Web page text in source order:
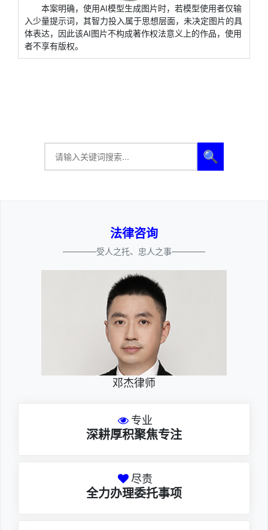
本案明确，使用AI模型生成图片时，若模型使用者仅输
入少量提示词，其智力投入属于思想层面，未决定图片的具
体表达，因此该AI图片不构成著作权法意义上的作品，使用
者不享有版权。
🔍
法律咨询
————受人之托、忠人之事————
邓杰律师
专业
深耕厚积聚焦专注
尽责
全力办理委托事项